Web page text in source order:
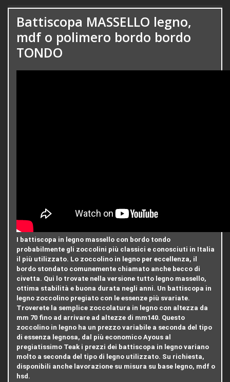
Battiscopa MASSELLO legno,
mdf o polimero bordo bordo
TONDO
I battiscopa in legno massello con bordo tondo
probabilmente gli zoccolini più classici e conosciuti in Italia
il più utilizzato. Lo zoccolino in legno per eccellenza, il
bordo stondato comunemente chiamato anche becco di
civetta. Qui lo trovate nella versione tutto legno massello,
ottima stabilità e buona durata negli anni. Un battiscopa in
legno zoccolino pregiato con le essenze più svariate.
Troverete la semplice zoccolatura in legno con altezza da
mm 70 fino ad arrivare ad altezze di mm140. Questo
zoccolino in legno ha un prezzo variabile a seconda del tipo
di essenza legnosa, dal più economico Ayous al
pregiatissimo Teak i prezzi dei battiscopa in legno variano
molto a seconda del tipo di legno utilizzato. Su richiesta,
disponibili anche lavorazione su misura su base legno, mdf o
hsd.